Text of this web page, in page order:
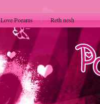
Love Poeams Reth nesh